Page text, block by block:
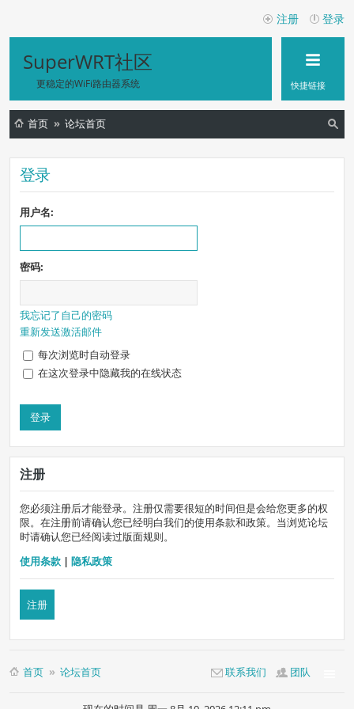
登录
注册
SuperWRT社区
更稳定的WiFi路由器系统 快捷链接
首页
论坛首页
登录
用户名:
密码:
我忘记了自己的密码
重新发送激活邮件
每次浏览时自动登录
在这次登录中隐藏我的在线状态
注册
您必须注册后才能登录。注册仅需要很短的时间但是会给您更多的权
限。在注册前请确认您已经明白我们的使用条款和政策。当浏览论坛
时请确认您已经阅读过版面规则。
使用条款 | 隐私政策
注册
首页 论坛首页 团队
联系我们